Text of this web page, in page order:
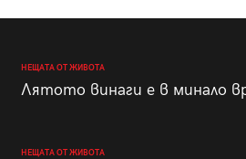
НЕЩАТА ОТ ЖИВОТА
Лятото винаги е в минало
НЕЩАТА ОТ ЖИВОТА